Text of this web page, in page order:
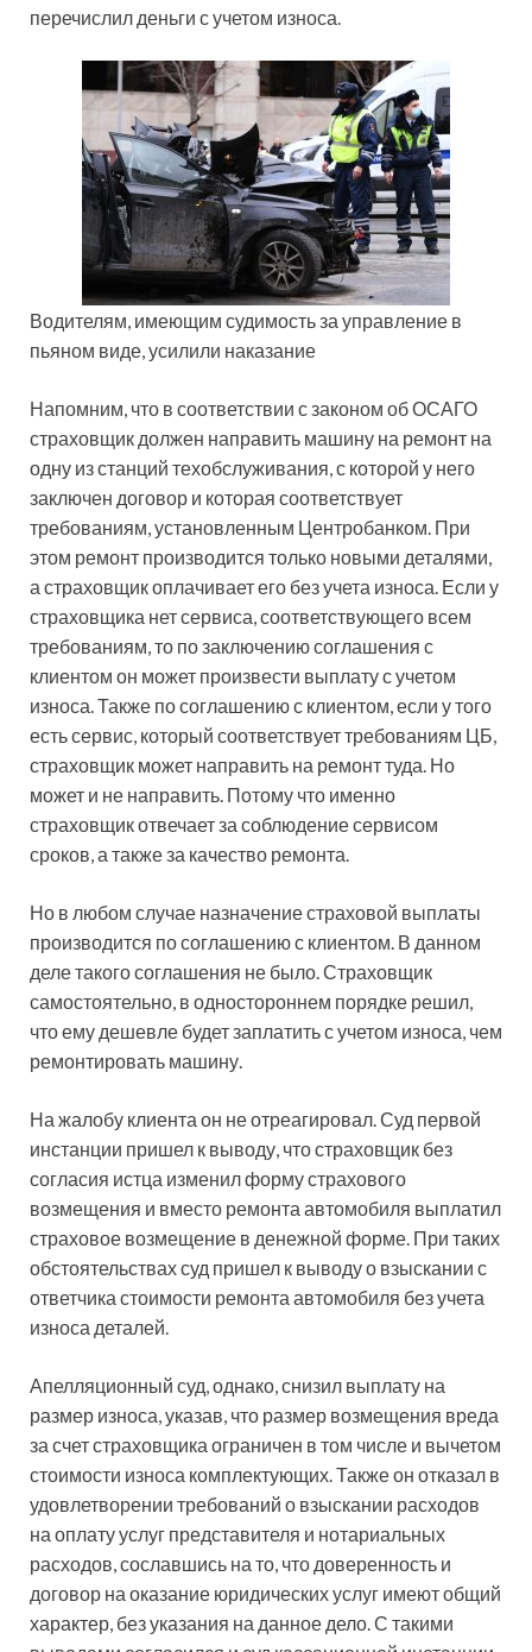
перечислил деньги с учетом износа.
Водителям, имеющим судимость за управление в
пьяном виде, усилили наказание
Напомним, что в соответствии с законом об ОСАГО
страховщик должен направить машину на ремонт на
одну из станций техобслуживания, с которой у него
заключен договор и которая соответствует
требованиям, установленным Центробанком. При
этом ремонт производится только новыми деталями,
а страховщик оплачивает его без учета износа. Если у
страховщика нет сервиса, соответствующего всем
требованиям, то по заключению соглашения с
клиентом он может произвести выплату с учетом
износа. Также по соглашению с клиентом, если у того
есть сервис, который соответствует требованиям ЦБ,
страховщик может направить на ремонт туда. Но
может и не направить. Потому что именно
страховщик отвечает за соблюдение сервисом
сроков, а также за качество ремонта.
Но в любом случае назначение страховой выплаты
производится по соглашению с клиентом. В данном
деле такого соглашения не было. Страховщик
самостоятельно, в одностороннем порядке решил,
что ему дешевле будет заплатить с учетом износа, чем
ремонтировать машину.
На жалобу клиента он не отреагировал. Суд первой
инстанции пришел к выводу, что страховщик без
согласия истца изменил форму страхового
возмещения и вместо ремонта автомобиля выплатил
страховое возмещение в денежной форме. При таких
обстоятельствах суд пришел к выводу о взыскании с
ответчика стоимости ремонта автомобиля без учета
износа деталей.
Апелляционный суд, однако, снизил выплату на
размер износа, указав, что размер возмещения вреда
за счет страховщика ограничен в том числе и вычетом
стоимости износа комплектующих. Также он отказал в
удовлетворении требований о взыскании расходов
на оплату услуг представителя и нотариальных
расходов, сославшись на то, что доверенность и
договор на оказание юридических услуг имеют общий
характер, без указания на данное дело. С такими